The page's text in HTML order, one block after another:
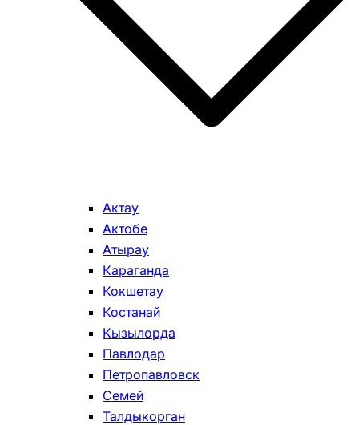
Актау
Актобе
Атырау
Караганда
Кокшетау
Костанай
Кызылорда
Павлодар
Петропавловск
Семей
Талдыкорган